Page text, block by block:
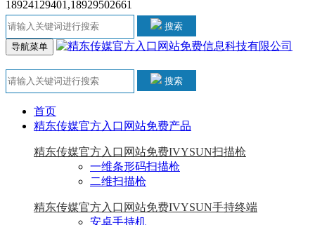
18924129401,18929502661
搜索
导航菜单
搜索
首页
精东传媒官方入口网站免费产品
精东传媒官方入口网站免费IVYSUN扫描枪
一维条形码扫描枪
二维扫描枪
精东传媒官方入口网站免费IVYSUN手持终端
安卓手持机